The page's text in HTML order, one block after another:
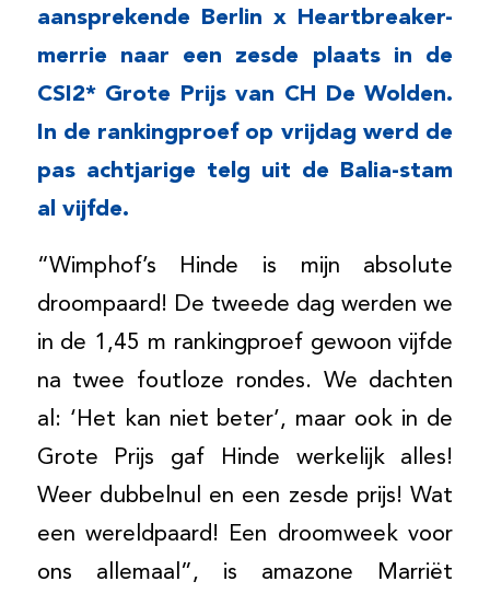
aansprekende Berlin x Heartbreaker-
merrie naar een zesde plaats in de
CSI2* Grote Prijs van CH De Wolden.
In de rankingproef op vrijdag werd de
pas achtjarige telg uit de Balia-stam
al vijfde.
“Wimphof’s Hinde is mijn absolute
droompaard! De tweede dag werden we
in de 1,45 m rankingproef gewoon vijfde
na twee foutloze rondes. We dachten
al: ‘Het kan niet beter’, maar ook in de
Grote Prijs gaf Hinde werkelijk alles!
Weer dubbelnul en een zesde prijs! Wat
een wereldpaard! Een droomweek voor
ons allemaal”, is amazone Marriët